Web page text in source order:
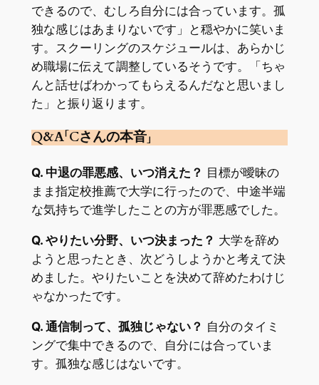
できるので、むしろ自分には合っています。孤
独な感じはあまりないです」と穏やかに笑いま
す。スクーリングのスケジュールは、あらかじ
め職場に伝えて調整しているそうです。「ちゃ
んと話せばわかってもらえるんだなと思いまし
た」と振り返ります。
Q&A「Cさんの本音」
Q. 中退の罪悪感、いつ消えた？ 目標が曖昧の
まま指定校推薦で大学に行ったので、中途半端
な気持ちで進学したことの方が罪悪感でした。
Q. やりたい分野、いつ決まった？ 大学を辞め
ようと思ったとき、次どうしようかと考えて決
めました。やりたいことを決めて辞めたわけじ
ゃなかったです。
Q. 通信制って、孤独じゃない？ 自分のタイミ
ングで集中できるので、自分には合っていま
す。孤独な感じはないです。